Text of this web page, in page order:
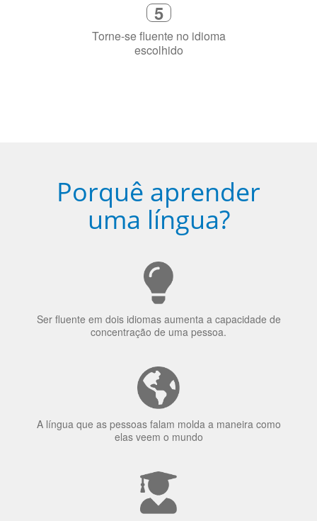
5
Torne-se fluente no idioma
escolhido
Porquê aprender
uma língua?
Ser fluente em dois idiomas aumenta a capacidade de
concentração de uma pessoa.
A língua que as pessoas falam molda a maneira como
elas veem o mundo